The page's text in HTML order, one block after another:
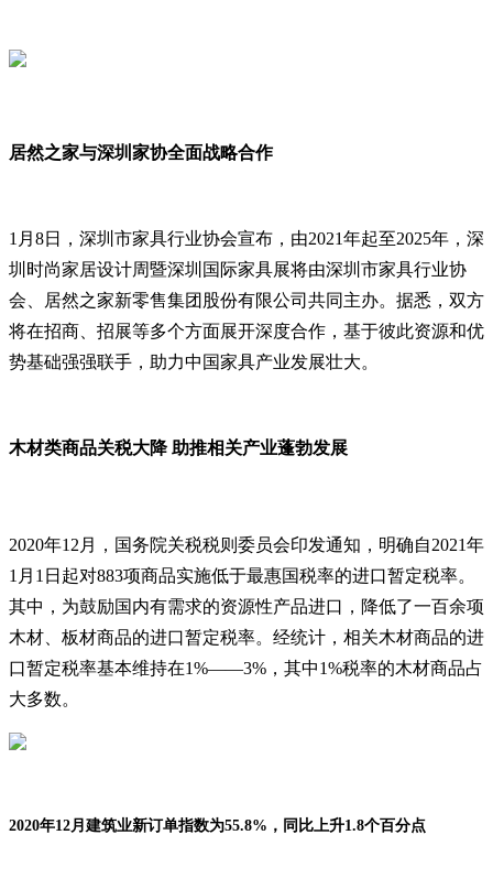
居然之家与深圳家协全面战略合作
1月8日，深圳市家具行业协会宣布，由2021年起至2025年，深
圳时尚家居设计周暨深圳国际家具展将由深圳市家具行业协
会、居然之家新零售集团股份有限公司共同主办。据悉，双方
将在招商、招展等多个方面展开深度合作，基于彼此资源和优
势基础强强联手，助力中国家具产业发展壮大。
木材类商品关税大降 助推相关产业蓬勃发展
2020年12月，国务院关税税则委员会印发通知，明确自2021年
1月1日起对883项商品实施低于最惠国税率的进口暂定税率。
其中，为鼓励国内有需求的资源性产品进口，降低了一百余项
木材、板材商品的进口暂定税率。经统计，相关木材商品的进
口暂定税率基本维持在1%——3%，其中1%税率的木材商品占
大多数。
2020年12月建筑业新订单指数为55.8%，同比上升1.8个百分点